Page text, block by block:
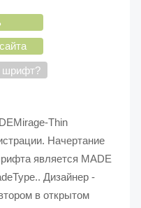
шрифт?
Thin
Начертание
является MADE
Дизайнер -
в открытом